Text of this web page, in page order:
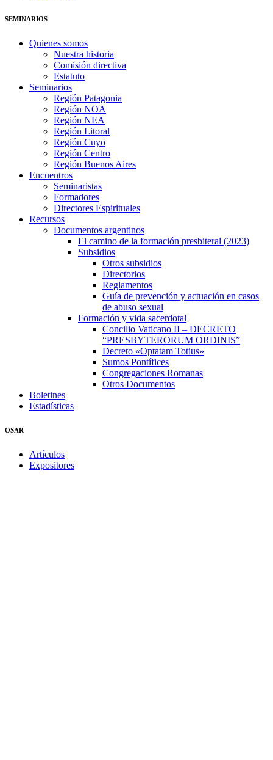
SEMINARIOS
Quienes somos
Nuestra historia
Comisión directiva
Estatuto
Seminarios
Región Patagonia
Región NOA
Región NEA
Región Litoral
Región Cuyo
Región Centro
Región Buenos Aires
Encuentros
Seminaristas
Formadores
Directores Espirituales
Recursos
Documentos argentinos
El camino de la formación presbiteral (2023)
Subsidios
Otros subsidios
Directorios
Reglamentos
Guía de prevención y actuación en casos
de abuso sexual
Formación y vida sacerdotal
Concilio Vaticano II – DECRETO
“PRESBYTERORUM ORDINIS”
Decreto «Optatam Totius»
Sumos Pontífices
Congregaciones Romanas
Otros Documentos
Boletines
Estadísticas
OSAR
Artículos
Expositores